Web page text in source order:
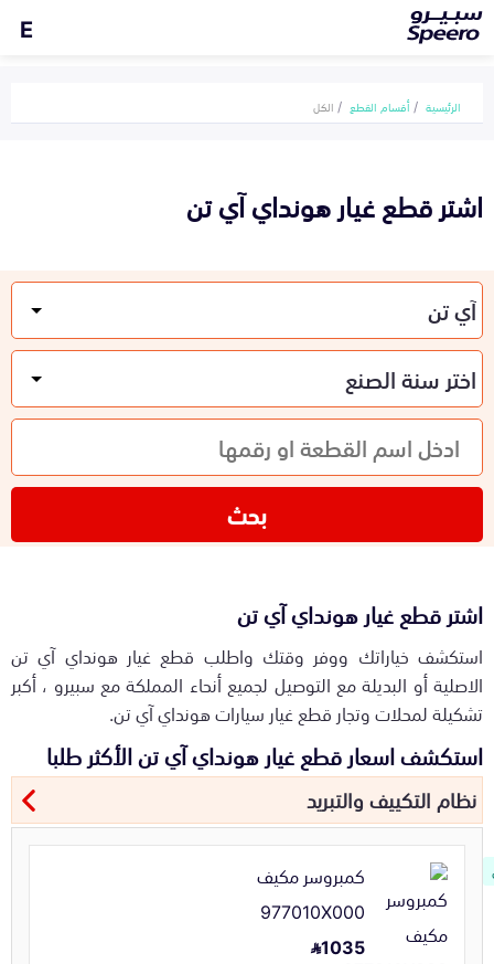
E
الرئيسية أقسام القطع الكل
اشتر قطع غيار هونداي آي تن
بحث
اشتر قطع غيار هونداي آي تن
استكشف خياراتك ووفر وقتك واطلب قطع غيار هونداي آي تن
الاصلية أو البديلة مع التوصيل لجميع أنحاء المملكة مع سبيرو ، أكبر
تشكيلة لمحلات وتجار قطع غيار سيارات هونداي آي تن.
استكشف اسعار قطع غيار هونداي آي تن الأكثر طلبا
نظام التكييف والتبريد
كمبروسر مكيف
977010X000
1035